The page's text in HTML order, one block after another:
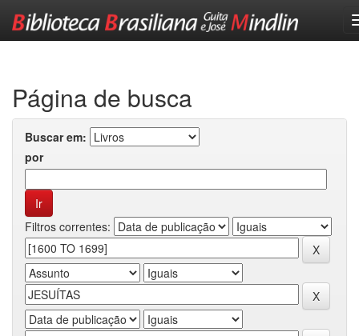
Página de busca
Buscar em:
por
Filtros correntes: